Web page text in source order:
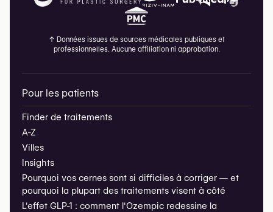
↑ Données issues de sources médicales publiques et
professionnelles. Aucune affiliation ni approbation.
Pour les patients
Finder de traitements
A-Z
Villes
Insights
Pourquoi vos cernes sont si difficiles à corriger — et
pourquoi la plupart des traitements visent à côté
L'effet GLP-1 : comment l'Ozempic redessine la